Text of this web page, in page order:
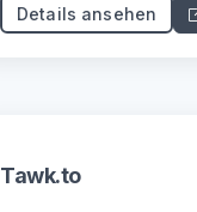
Details ansehen
Tawk.to